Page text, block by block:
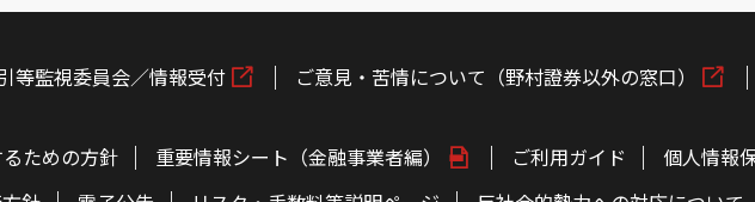
等監視委員会／情報受付 ご意見・苦情について（野村證券以外の窓口）
ための方針 重要情報シート（金融事業者編） ご利用ガイド 個人情報